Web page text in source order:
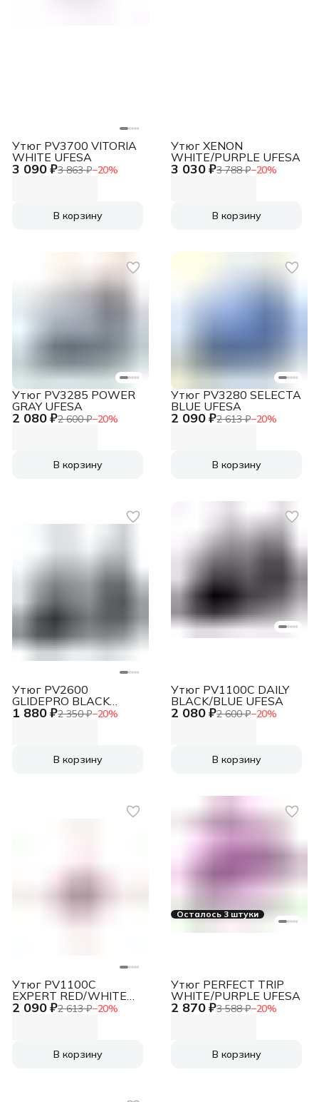
3 090 ₽3 863 ₽−20%
Утюг PV3700 VITORIA
WHITE UFESA
В корзину
3 030 ₽3 788 ₽−20%
Утюг XENON
WHITE/PURPLE UFESA
В корзину
2 080 ₽2 600 ₽−20%
Утюг PV3285 POWER
GRAY UFESA
В корзину
2 090 ₽2 613 ₽−20%
Утюг PV3280 SELECTA
BLUE UFESA
В корзину
1 880 ₽2 350 ₽−20%
Утюг PV2600
GLIDEPRO BLACK
UFESA
В корзину
2 080 ₽2 600 ₽−20%
Утюг PV1100C DAILY
BLACK/BLUE UFESA
В корзину
2 090 ₽2 613 ₽−20%
Утюг PV1100C
EXPERT RED/WHITE
UFESA
В корзину
Осталось 3 штуки
2 870 ₽3 588 ₽−20%
Утюг PERFECT TRIP
WHITE/PURPLE UFESA
В корзину